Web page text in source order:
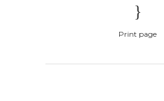
Print page